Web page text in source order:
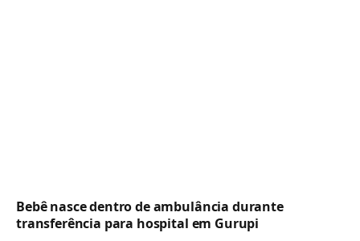
Bebê nasce dentro de ambulância durante
transferência para hospital em Gurupi